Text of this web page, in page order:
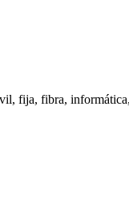
fija, fibra,